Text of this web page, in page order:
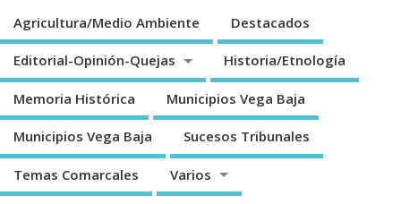
Agricultura/Medio Ambiente Destacados
Editorial-Opinión-Quejas Historia/Etnología
Memoria Histórica Municipios Vega Baja
Municipios Vega Baja Sucesos Tribunales
Temas Comarcales Varios